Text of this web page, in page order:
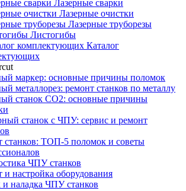
Лазерные сварки
Лазерные очистки
Лазерные труборезы
Листогибы
Каталог
маркер: основные причины поломок
металлорез: ремонт станков по металлу
станок СО2: основные причины
станок с ЧПУ: сервис и ремонт
станков: ТОП-5 поломок и советы
ЧПУ станков
и настройка оборудования
и наладка ЧПУ станков